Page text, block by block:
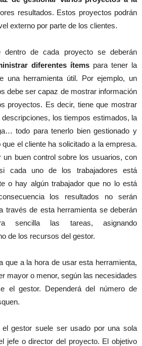
resultados. Estos proyectos podrán
externo por parte de los clientes.
dentro de cada proyecto se deberán
diferentes ítems para tener la
una herramienta útil. Por ejemplo, un
debe ser capaz de mostrar información
proyectos. Es decir, tiene que mostrar
los tiempos estimados, la
todo para tenerlo bien gestionado y
el cliente ha solicitado a la empresa.
un buen control sobre los usuarios, con
cada uno de los trabajadores está
o hay algún trabajador que no lo está
los resultados no serán
través de esta herramienta se deberán
sencilla las tareas, asignando
de los recursos del gestor.
que a la hora de usar esta herramienta,
mayor o menor, según las necesidades
el gestor. Dependerá del número de
gestor suele ser usado por una sola
jefe o director del proyecto. El objetivo